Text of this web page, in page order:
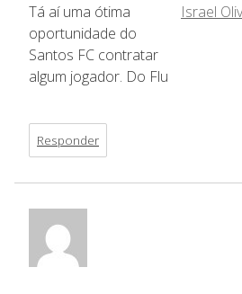
Israel
Tá aí uma ótima
oportunidade do
Santos FC contratar
algum jogador. Do Flu
Responder